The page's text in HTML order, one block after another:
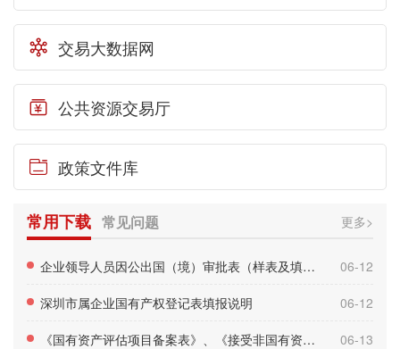
 交易大数据网
 公共资源交易厅
 政策文件库
常用下载 常见问题 更多>
企业领导人员因公出国（境）审批表（样表及填报说明） 06-12
深圳市属企业国有产权登记表填报说明 06-12
《国有资产评估项目备案表》、《接受非国有资产评估项目备案表》填报说明 06-13